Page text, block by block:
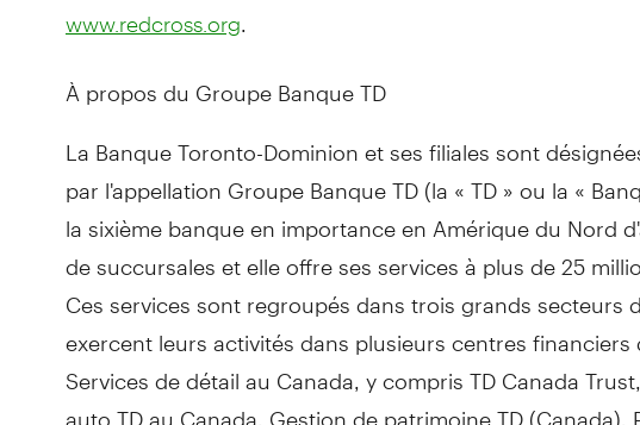
www.redcross.org
À propos du Groupe Banque TD
La Banque Toronto-Dominion et ses filiales sont
par l'appellation Groupe Banque TD (la « TD » ou la «
la sixième banque en importance en Amérique du Nord
de succursales et elle offre ses services à plus de 25
Ces services sont regroupés dans trois grands secteurs
exercent leurs activités dans plusieurs centres
Services de détail au Canada, y compris TD Canada
auto TD au Canada Gestion depatrimoine TD (Canada),